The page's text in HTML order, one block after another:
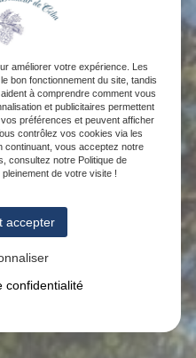
améliorer votre expérience. Les
bon fonctionnement du site, tandis
à comprendre comment vous
et publicitaires permettent
préférences et peuvent afficher
contrôlez vos cookies via les
continuant, vous acceptez notre
consultez notre Politique de
de votre visite !
accepter
confidentialité